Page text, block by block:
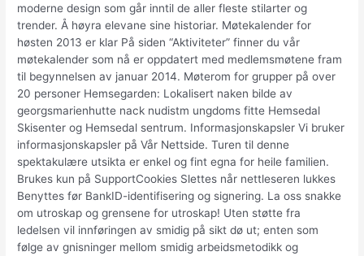
moderne design som går inntil de aller fleste stilarter og
trender. Å høyra elevane sine historiar. Møtekalender for
høsten 2013 er klar På siden “Aktiviteter” finner du vår
møtekalender som nå er oppdatert med medlemsmøtene fram
til begynnelsen av januar 2014. Møterom for grupper på over
20 personer Hemsegarden: Lokalisert naken bilde av
georgsmarienhutte nack nudistm ungdoms fitte Hemsedal
Skisenter og Hemsedal sentrum. Informasjonskapsler Vi bruker
informasjonskapsler på Vår Nettside. Turen til denne
spektakulære utsikta er enkel og fint egna for heile familien.
Brukes kun på SupportCookies Slettes når nettleseren lukkes
Benyttes før BankID-identifisering og signering. La oss snakke
om utroskap og grensene for utroskap! Uten støtte fra
ledelsen vil innføringen av smidig på sikt dø ut; enten som
følge av gnisninger mellom smidig arbeidsmetodikk og